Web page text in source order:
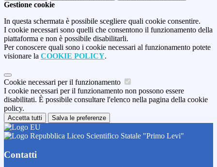
Gestione cookie
In questa schermata è possibile scegliere quali cookie consentire.
I cookie necessari sono quelli che consentono il funzionamento della
piattaforma e non è possibile disabilitarli.
Per conoscere quali sono i cookie necessari al funzionamento potete
visionare la COOKIE POLICY.
Cookie necessari per il funzionamento
I cookie necessari per il funzionamento non possono essere
disabilitati. È possibile consultare l'elenco nella pagina della cookie
policy.
Accetta tutti Salva le preferenze
Liceo Scientifico Statale "Primo Levi"
Contatti